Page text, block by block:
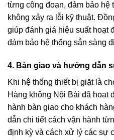
từng công đoạn, đảm bảo hệ
không xảy ra lỗi kỹ thuật.
giúp đánh giá hiệu suất hoạt
đảm bảo hệ thống sẵn sàng
4. Bàn giao và hướng dẫn
Khi hệ thống thiết bị giặt là
Hàng không Nội Bài đã hoạt
hành bàn giao cho khách
dẫn chi tiết cách vận hành
định kỳ và cách xử lý các sự